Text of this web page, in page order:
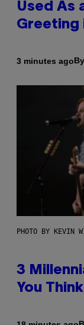
Used As
Greeting
3 minutes agoBy
PHOTO BY KEVIN
3
You